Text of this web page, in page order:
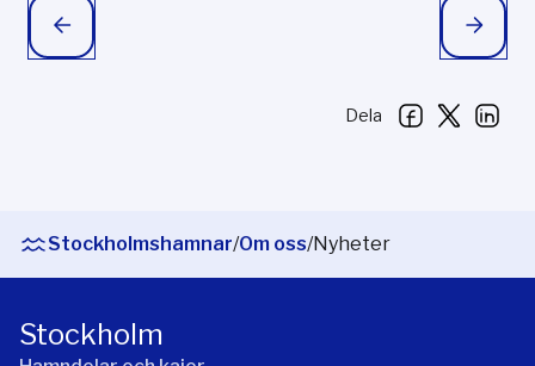
Dela
Stockholmshamnar/Om oss/Nyheter
Stockholm